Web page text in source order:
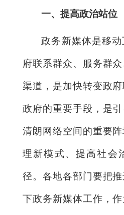
一、提高政治站位
政务新媒体是移
府联系群众、服务群
渠道，是加快转变政
政府的重要手段，是
清朗网络空间的重要
理新模式、提高社会
径。各地各部门要把
下政务新媒体工作，